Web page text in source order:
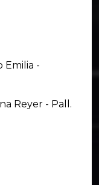
Emilia -
Reyer - Pall.